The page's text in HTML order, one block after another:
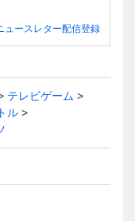
ュースレター配信登録
テレビゲーム
ル